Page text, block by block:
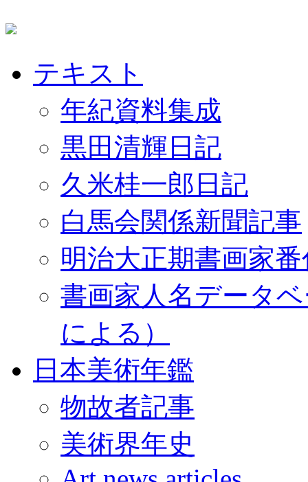
テキスト
年紀資料集成
黒田清輝日記
久米桂一郎日記
白馬会関係新聞記事
明治大正期書画家
書画家人名データ
による）
日本美術年鑑
物故者記事
美術界年史